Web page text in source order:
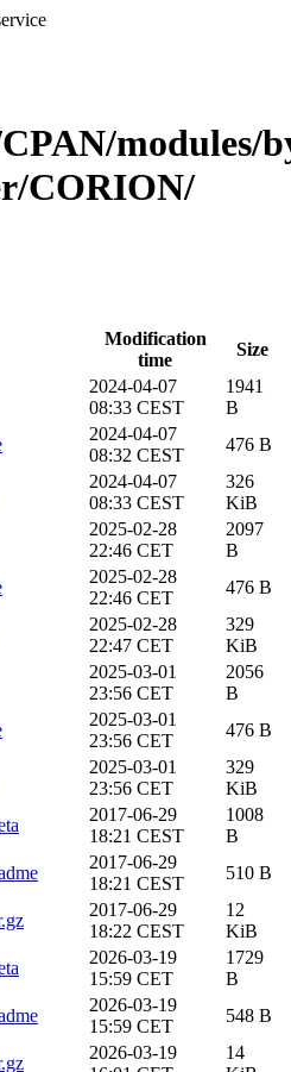
modules/
CORION/
Modification
time
Size
2024-04-07
08:33 CEST
1941
B
2024-04-07
08:32 CEST
476 B
2024-04-07
08:33 CEST
326
KiB
2025-02-28
22:46 CET
2097
B
2025-02-28
22:46 CET
476 B
2025-02-28
22:47 CET
329
KiB
2025-03-01
23:56 CET
2056
B
2025-03-01
23:56 CET
476 B
2025-03-01
23:56 CET
329
KiB
2017-06-29
18:21 CEST
1008
B
2017-06-29
18:21 CEST
510 B
2017-06-29
18:22 CEST
12
KiB
2026-03-19
15:59 CET
1729
B
2026-03-19
15:59 CET
548 B
2026-03-19
14